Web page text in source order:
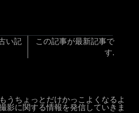
い記
この記事が最新記事で
す.
うちょっとだけかっこよくなるよ
影に関する情報を発信していきま